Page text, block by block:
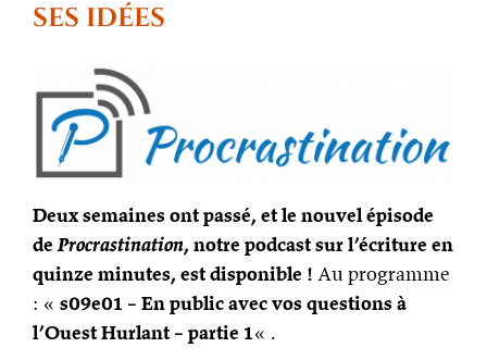
ses idées
Deux semaines ont passé, et le nouvel épisode
deProcrastination, notre podcast sur l’écriture en
quinze minutes, est disponible ! Au programme
: « s09e01 – En public avec vos questions à
l’Ouest Hurlant – partie 1« .